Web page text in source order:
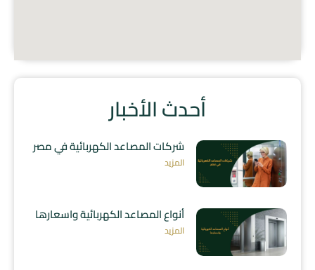
أحدث الأخبار
شركات المصاعد الكهربائية في مصر
المزيد
أنواع المصاعد الكهربائية واسعارها
المزيد